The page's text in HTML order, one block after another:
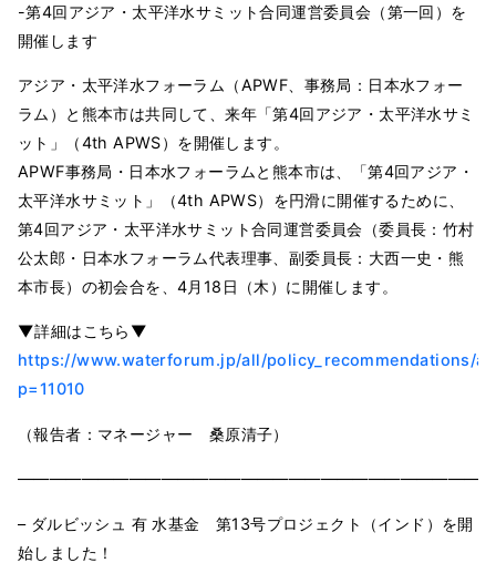
-第4回アジア・太平洋水サミット合同運営委員会（第一回）を
開催します
アジア・太平洋水フォーラム（APWF、事務局：日本水フォー
ラム）と熊本市は共同して、来年「第4回アジア・太平洋水サミ
ット」（4th APWS）を開催します。
APWF事務局・日本水フォーラムと熊本市は、「第4回アジア・
太平洋水サミット」（4th APWS）を円滑に開催するために、
第4回アジア・太平洋水サミット合同運営委員会（委員長：竹村
公太郎・日本水フォーラム代表理事、副委員長：大西一史・熊
本市長）の初会合を、4月18日（木）に開催します。
▼詳細はこちら▼
https://www.waterforum.jp/all/policy_recommendations/
p=11010
（報告者：マネージャー 桑原清子）
– ダルビッシュ 有 水基金 第13号プロジェクト（インド）を開
始しました！